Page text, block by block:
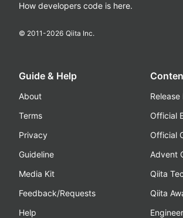
How developers code is here.
© 2011-2026 Qiita Inc.
Guide & Help
About
Terms
Privacy
Guideline
Media Kit
Feedback/Requests
Help
Official
Official
Advent
Qiita
Qiita